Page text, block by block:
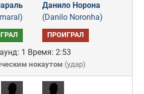
Данило Норона
(Danilo Noronha)
ПРОИГРАЛ
1 Время: 2:53
нокаутом(удар)